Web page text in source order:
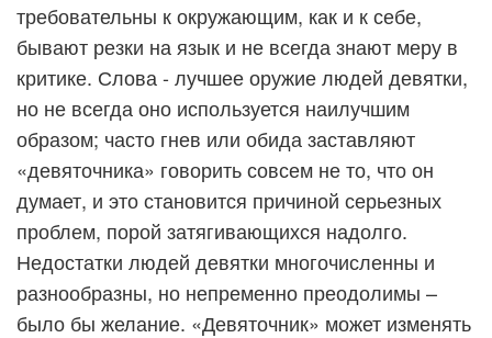
требовательны к окружающим, как и к себе,
бывают резки на язык и не всегда знают меру в
критике. Слова - лучшее оружие людей девятки,
но не всегда оно используется наилучшим
образом; часто гнев или обида заставляют
«девяточника» говорить совсем не то, что он
думает, и это становится причиной серьезных
проблем, порой затягивающихся надолго.
Недостатки людей девятки многочисленны и
разнообразны, но непременно преодолимы –
было бы желание. «Девяточник» может изменять